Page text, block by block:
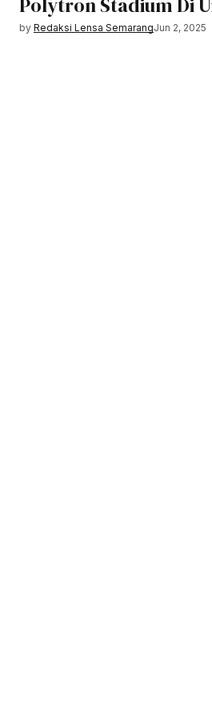
Polytron Stadium Di
by Redaksi Lensa SemarangJun 2, 2025